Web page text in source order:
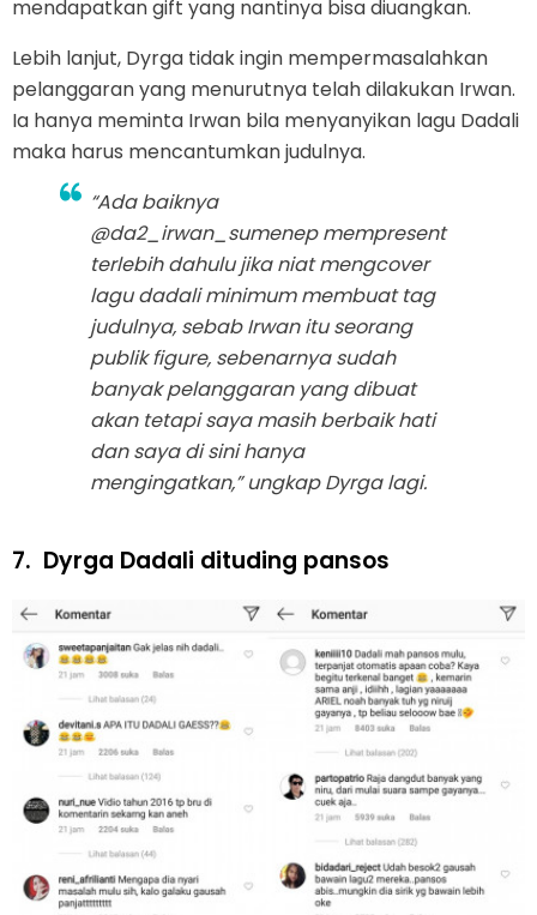
mendapatkan gift yang nantinya bisa diuangkan.
Lebih lanjut, Dyrga tidak ingin mempermasalahkan
pelanggaran yang menurutnya telah dilakukan Irwan.
Ia hanya meminta Irwan bila menyanyikan lagu Dadali
maka harus mencantumkan judulnya.
“Ada baiknya
@da2_irwan_sumenep mempresent
terlebih dahulu jika niat mengcover
lagu dadali minimum membuat tag
judulnya, sebab Irwan itu seorang
publik figure, sebenarnya sudah
banyak pelanggaran yang dibuat
akan tetapi saya masih berbaik hati
dan saya di sini hanya
mengingatkan,” ungkap Dyrga lagi.
7. Dyrga Dadali dituding pansos